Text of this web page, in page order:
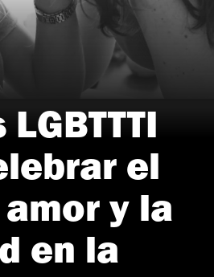
el
y la
en la